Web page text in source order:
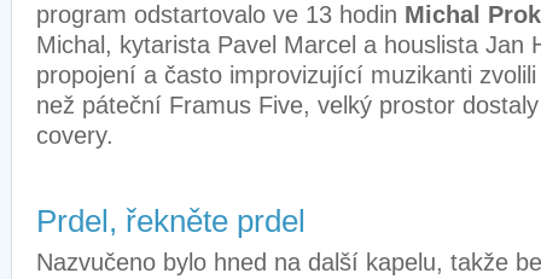
program odstartovalo ve 13 hodin Michal
Michal, kytarista Pavel Marcel a houslista Jan
propojení a často improvizující muzikanti
než páteční Framus Five, velký prostor
covery.
Prdel, řekněte prdel
Nazvučeno bylo hned na další kapelu, takže